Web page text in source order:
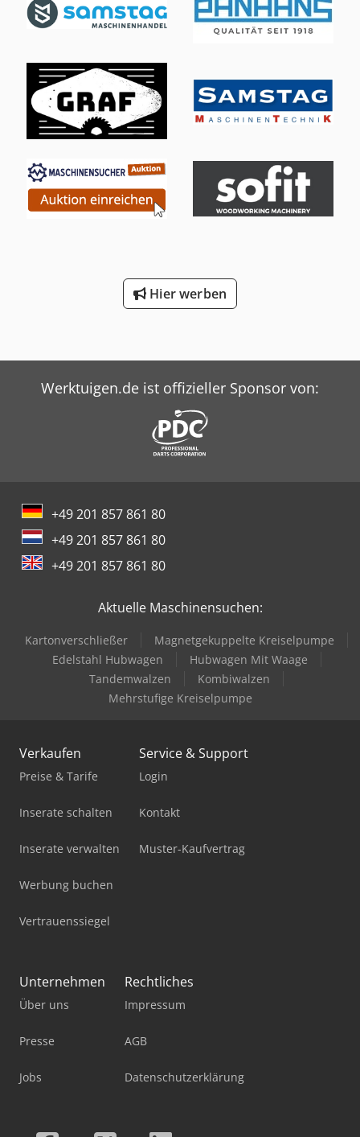
Hier werben
Werktuigen.de ist offizieller Sponsor von:
+49 201 857 861 80
+49 201 857 861 80
+49 201 857 861 80
Aktuelle Maschinensuchen:
Kartonverschließer
Magnetgekuppelte Kreiselpumpe
Edelstahl Hubwagen
Hubwagen Mit Waage
Tandemwalzen
Kombiwalzen
Mehrstufige Kreiselpumpe
Verkaufen
Preise & Tarife
Inserate schalten
Inserate verwalten
Werbung buchen
Vertrauenssiegel
Service & Support
Login
Kontakt
Muster-Kaufvertrag
Unternehmen
Über uns
Presse
Jobs
Rechtliches
Impressum
AGB
Datenschutzerklärung